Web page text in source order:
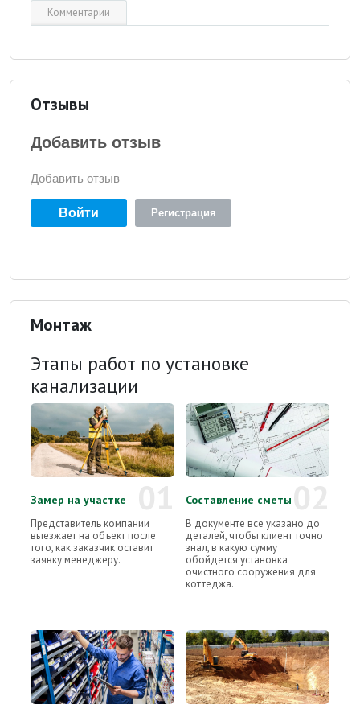
Комментарии
Отзывы
Добавить отзыв
Добавить отзыв
Войти Регистрация
Монтаж
Этапы работ по установке
канализации
Замер на участке
Представитель компании
выезжает на объект после
того, как заказчик оставит
заявку менеджеру.
Составление сметы
В документе все указано до
деталей, чтобы клиент точно
знал, в какую сумму
обойдется установка
очистного сооружения для
коттеджа.